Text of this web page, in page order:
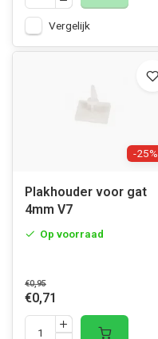
Vergelijk
-25%
Plakhouder voor gat
4mm V7
Op voorraad
€0,95
€0,71